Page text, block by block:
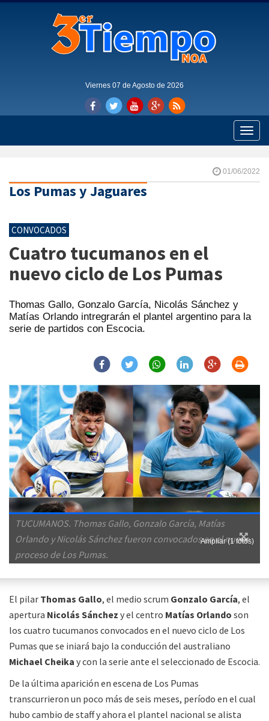
Viernes 07 de Agosto de 2026
Toggle
01/06/2022
Los Pumas y Jaguares
CONVOCADOS
Cuatro tucumanos en el
nuevo ciclo de Los Pumas
Thomas Gallo, Gonzalo García, Nicolás Sánchez y
Matías Orlando intregrarán el plantel argentino para la
serie de partidos con Escocia.
Ampliar (1 fotos)
TUCUMANOS. Thomas Gallo, Gonzalo García, Matías
Orlando y Nicolás Sánchez fueron convocados en el nuevo
proceso de Los Pumas.
El pilar Thomas Gallo, el medio scrum Gonzalo García, el
apertura Nicolás Sánchez y el centro Matías Orlando son
los cuatro tucumanos convocados en el nuevo ciclo de Los
Pumas que se iniará bajo la conducción del australiano
Michael Cheika y con la serie ante el seleccionado de Escocia.
De la última aparición en escena de Los Pumas
transcurrieron un poco más de seis meses, período en el cual
hubo cambio de staff y ahora el plantel nacional se alista